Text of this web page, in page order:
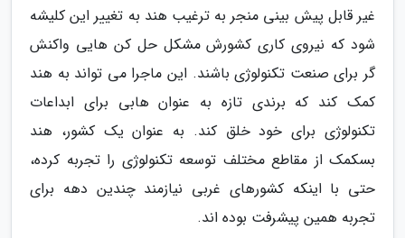
غیر قابل پیش بینی منجر به ترغیب هند به تغییر این کلیشه
شود که نیروی کاری کشورش مشکل حل کن هایی واکنش
گر برای صنعت تکنولوژی باشند. این ماجرا می تواند به هند
کمک کند که برندی تازه به عنوان هابی برای ابداعات
تکنولوژی برای خود خلق کند. به عنوان یک کشور، هند
بسکمک از مقاطع مختلف توسعه تکنولوژی را تجربه کرده،
حتی با اینکه کشورهای غربی نیازمند چندین دهه برای
تجربه همین پیشرفت بوده اند.